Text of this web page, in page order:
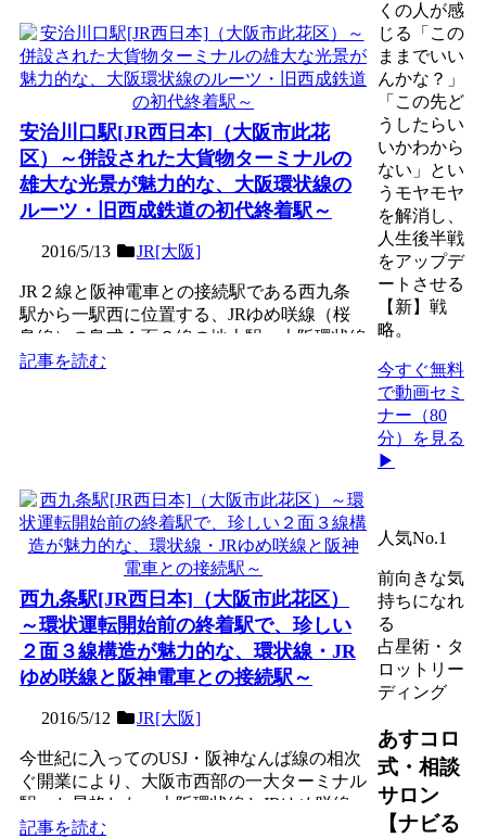
安治川口駅[JR西日本]（大阪市此花
区）～併設された大貨物ターミナルの
雄大な光景が魅力的な、大阪環状線の
ルーツ・旧西成鉄道の初代終着駅～
2016/5/13 JR[大阪]
JR２線と阪神電車との接続駅である西九条
駅から一駅西に位置する、JRゆめ咲線（桜
島線）の島式１面２線の地上駅。大阪環状線
のルーツ一つである旧...
記事を読む
西九条駅[JR西日本]（大阪市此花区）
～環状運転開始前の終着駅で、珍しい
２面３線構造が魅力的な、環状線・JR
ゆめ咲線と阪神電車との接続駅～
2016/5/12 JR[大阪]
今世紀に入ってのUSJ・阪神なんば線の相次
ぐ開業により、大阪市西部の一大ターミナル
駅へと昇格した、大阪環状線とJRゆめ咲線
（桜島線）の島式２...
記事を読む
くの人が感
じる「この
ままでいい
んかな？」
「この先ど
うしたらい
いかわから
ない」とい
うモヤモヤ
を解消し、
人生後半戦
をアップデ
ートさせる
【新】戦
略。
今すぐ無料
で動画セミ
ナー（80
分）を見る
▶
人気No.1
前向きな気
持ちになれ
る
占星術・タ
ロットリー
ディング
あすコロ
式・相談
サロン
【ナビる